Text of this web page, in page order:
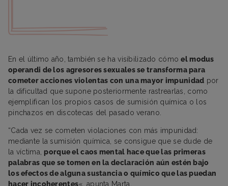
En el último año, también se ha visibilizado cómoel modus
operandi de los agresores sexuales se transforma para
cometer acciones violentas con una mayor impunidad por
la dificultad que supone posteriormente rastrearlas, como
ejemplifican los propios casos de sumisión química o los
pinchazos en discotecas del pasado verano.
“Cada vez se cometen violaciones con más impunidad:
mediante la sumisión química, se consigue que se dude de
la víctima,porque el caos mental hace que las primeras
palabras que se tomen en la declaración aún estén bajo
los efectos de alguna sustancia o químico que las puedan
hacer incoherentes«, apunta Marta.